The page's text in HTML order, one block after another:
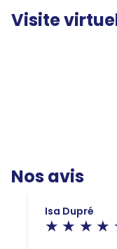
Visite
Nos avis
Isa Dupré